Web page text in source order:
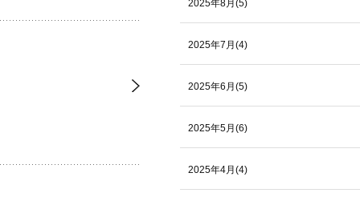
2025年8月(5)
2025年7月(4)
2025年6月(5)
2025年5月(6)
2025年4月(4)